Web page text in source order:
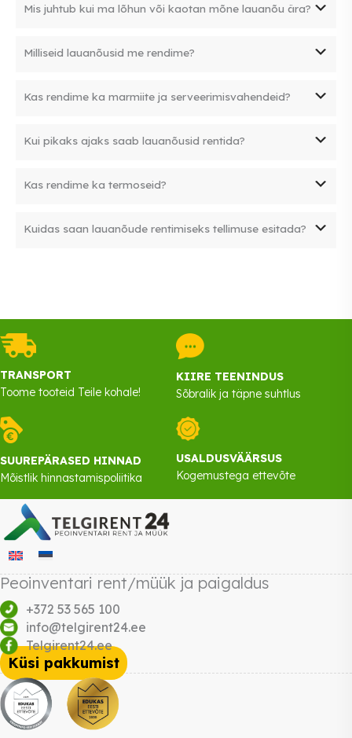
pesu. Pärast üritust ei pea te muretsema nõude
Mis juhtub kui ma lõhun või kaotan mõne lauanõu ära?
Näiteks lõhutud pokaali hind 3€, taldriku hind 3€
Milliseid lauanõusid me rendime?
pokaalid: veini-, šampanja-, õlleklaasid jne. Taldrikud:
lusikad. Serveerimisvahendid: marmiidid, termosed,
Kas rendime ka marmiite ja serveerimisvahendeid?
rullkaanega marmiite koos või ilma põletuspastata. Lisaks
Kui pikaks ajaks saab lauanõusid rentida?
tasuta. Tulete reedel järgi ja tagastate esmaspäeval.
lisapäeva lisatasu ei rakendu.
Kas rendime ka termoseid?
kuumade kui ka külmade jookide serveerimiseks
Kuidas saan lauanõude rentimiseks tellimuse esitada?
TRANSPORT
Toome tooteid Teile kohale!
KIIRE TEENINDUS
Sõbralik ja täpne suhtlus
SUUREPÄRASED HINNAD
Mõistlik hinnastamispoliitika
USALDUSVÄÄRSUS
Kogemustega ettevõte
Peoinventari rent/müük ja paigaldus
+372 53 565 100
info@telgirent24.ee
Telgirent24.ee
Küsi pakkumist